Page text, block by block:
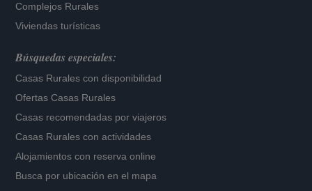
Complejos Rurales
Viviendas turísticas
Búsquedas especiales:
Casas Rurales con disponibilidad
Ofertas Casas Rurales
Casas recomendadas por viajeros
Casas Rurales con actividades
Alojamientos con reserva online
Busca por ubicación en el mapa